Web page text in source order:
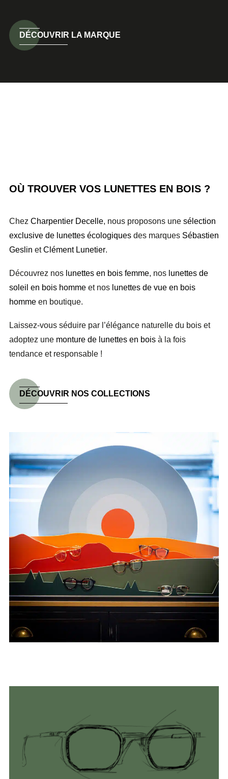
DÉCOUVRIR LA MARQUE
OÙ TROUVER VOS LUNETTES EN BOIS ?
Chez Charpentier Decelle, nous proposons une sélection
exclusive de lunettes écologiques des marques Sébastien
Geslin etClément Lunetier.
Découvrez nos lunettes en bois femme, nos lunettes de
soleil en bois homme et nos lunettes de vue en bois
homme en boutique.
Laissez-vous séduire par l’élégance naturelle du bois et
adoptez une monture de lunettes en bois à la fois
tendance et responsable !
DÉCOUVRIR NOS COLLECTIONS